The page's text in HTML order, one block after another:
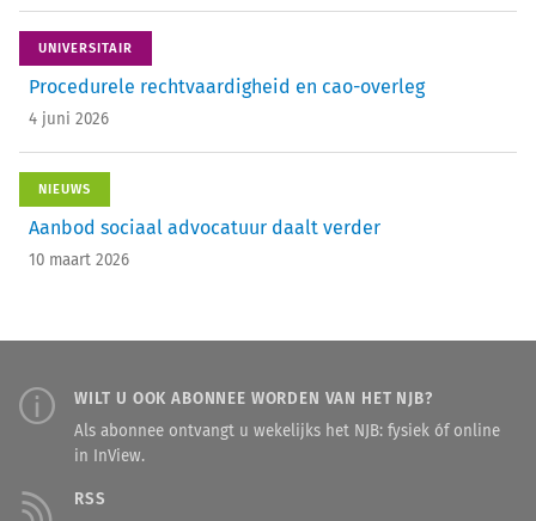
UNIVERSITAIR
Procedurele rechtvaardigheid en cao-overleg
4 juni 2026
NIEUWS
Aanbod sociaal advocatuur daalt verder
10 maart 2026
WILT U OOK ABONNEE WORDEN VAN HET NJB?
Als abonnee ontvangt u wekelijks het NJB: fysiek óf online
in InView.
RSS